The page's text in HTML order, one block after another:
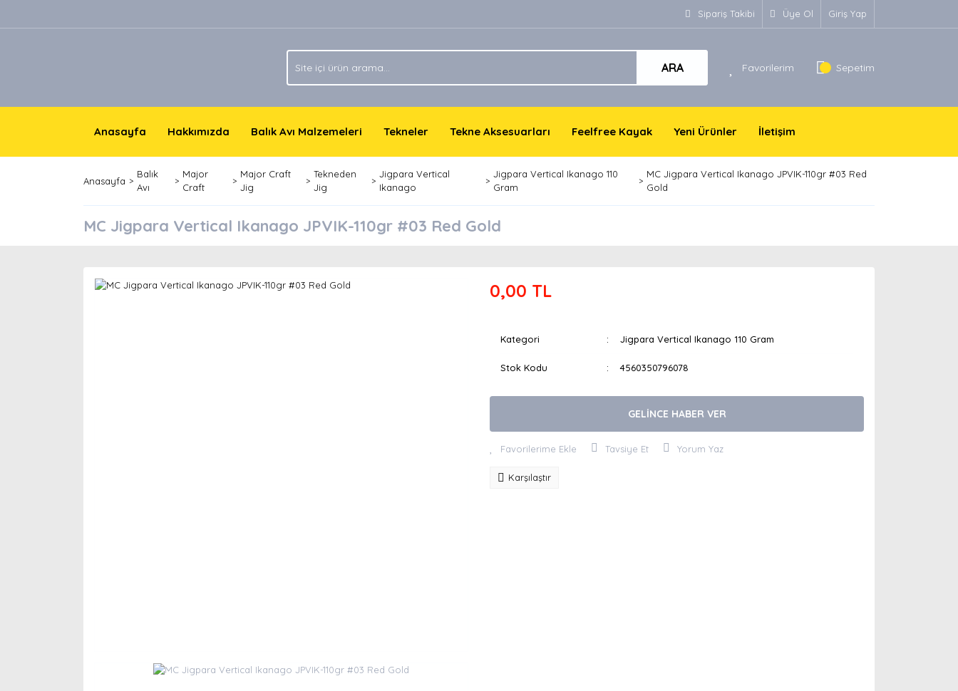
Sipariş Takibi Üye Ol Giriş Yap
ARA Favorilerim Sepetim
Anasayfa Hakkımızda Balık Avı Malzemeleri Tekneler Tekne Aksesuarları Feelfree Kayak Yeni Ürünler İletişim
Anasayfa
Balık
Avı
Major
Craft
Major Craft
Jig
Tekneden
Jig
Jigpara Vertical
Ikanago
Jigpara Vertical Ikanago 110
Gram
MC Jigpara Vertical Ikanago JPVIK-110gr #03 Red
Gold
MC Jigpara Vertical Ikanago JPVIK-110gr #03 Red Gold
0,00 TL
Kategori Jigpara Vertical Ikanago 110 Gram
Stok Kodu 4560350796078
GELİNCE HABER VER
Tavsiye Et Yorum Yaz
Karşılaştır